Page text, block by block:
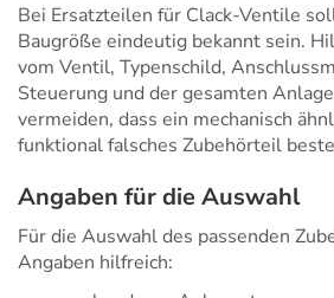
Bei Ersatzteilen für Clack-Ventile
Baugröße eindeutig bekannt sein.
vom Ventil, Typenschild,
Steuerung und der gesamten
vermeiden, dass ein mechanisch
funktional falsches Zubehörteil
Angaben für die Auswahl
Für die Auswahl des passenden
Angaben hilfreich: